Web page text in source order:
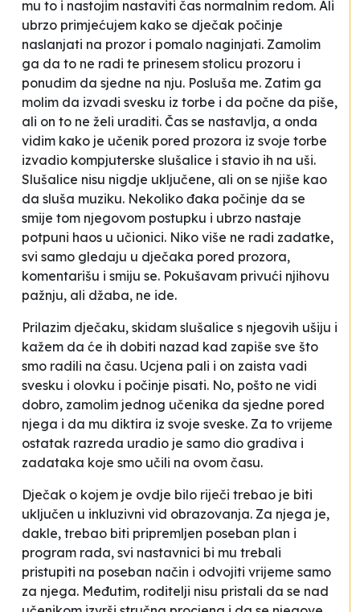
mu to i nastojim nastaviti čas normalnim redom. Ali
ubrzo primjećujem kako se dječak počinje
naslanjati na prozor i pomalo naginjati. Zamolim
ga da to ne radi te prinesem stolicu prozoru i
ponudim da sjedne na nju. Posluša me. Zatim ga
molim da izvadi svesku iz torbe i da počne da piše,
ali on to ne želi uraditi. Čas se nastavlja, a onda
vidim kako je učenik pored prozora iz svoje torbe
izvadio kompjuterske slušalice i stavio ih na uši.
Slušalice nisu nigdje uključene, ali on se njiše kao
da sluša muziku. Nekoliko đaka počinje da se
smije tom njegovom postupku i ubrzo nastaje
potpuni haos u učionici. Niko više ne radi zadatke,
svi samo gledaju u dječaka pored prozora,
komentarišu i smiju se. Pokušavam privući njihovu
pažnju, ali džaba, ne ide.
Prilazim dječaku, skidam slušalice s njegovih ušiju i
kažem da će ih dobiti nazad kad zapiše sve što
smo radili na času. Ucjena pali i on zaista vadi
svesku i olovku i počinje pisati. No, pošto ne vidi
dobro, zamolim jednog učenika da sjedne pored
njega i da mu diktira iz svoje sveske. Za to vrijeme
ostatak razreda uradio je samo dio gradiva i
zadataka koje smo učili na ovom času.
Dječak o kojem je ovdje bilo riječi trebao je biti
uključen u inkluzivni vid obrazovanja. Za njega je,
dakle, trebao biti pripremljen poseban plan i
program rada, svi nastavnici bi mu trebali
pristupiti na poseban način i odvojiti vrijeme samo
za njega. Međutim, roditelji nisu pristali da se nad